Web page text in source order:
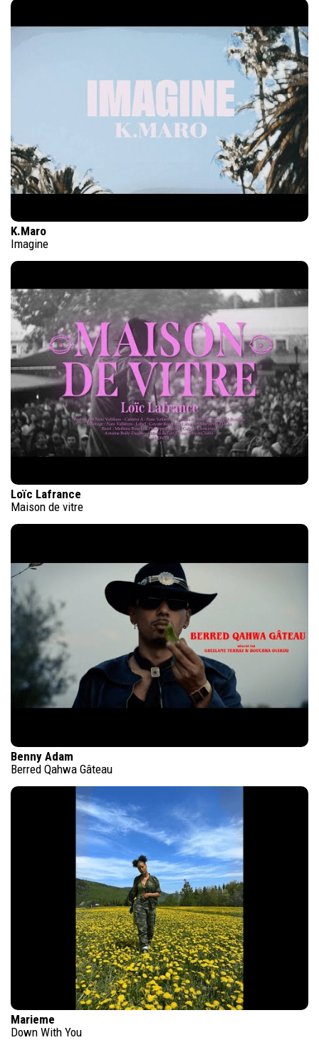
K.Maro
Imagine
Loïc Lafrance
Maison de vitre
Benny Adam
Berred Qahwa Gâteau
Marieme
Down With You